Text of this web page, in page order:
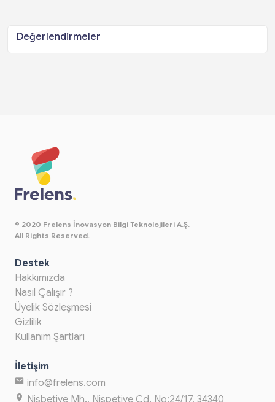
Değerlendirmeler
© 2020 Frelens İnovasyon Bilgi Teknolojileri A.Ş.
All Rights Reserved.
Destek
Hakkımızda
Nasıl Çalışır ?
Üyelik Sözleşmesi
Gizlilik
Kullanım Şartları
İletişim
info@frelens.com
Nisbetiye Mh., Nispetiye Cd. No:24/17, 34340